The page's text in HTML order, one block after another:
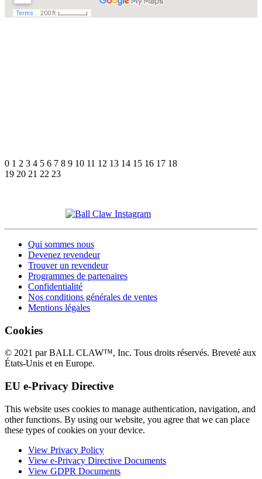
0 1 2 3 4 5 6 7 8 9 10 11 12 13 14 15 16 17 18
19 20 21 22 23
Qui sommes nous
Devenez revendeur
Trouver un revendeur
Programmes de partenaires
Confidentialité
Nos conditions générales de ventes
Mentions légales
Cookies
© 2021 par BALL CLAW™, Inc. Tous droits réservés. Breveté aux
États-Unis et en Europe.
EU e-Privacy Directive
This website uses cookies to manage authentication, navigation, and
other functions. By using our website, you agree that we can place
these types of cookies on your device.
View Privacy Policy
View e-Privacy Directive Documents
View GDPR Documents